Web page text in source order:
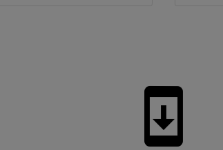
system_update